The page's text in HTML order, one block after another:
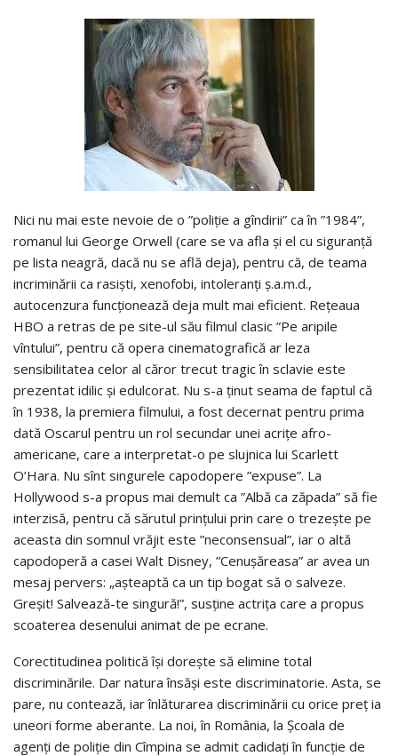
Nici nu mai este nevoie de o ”poliţie a gîndirii” ca în ”1984”,
romanul lui George Orwell (care se va afla şi el cu siguranţă
pe lista neagră, dacă nu se află deja), pentru că, de teama
incriminării ca rasişti, xenofobi, intoleranţi ş.a.m.d.,
autocenzura funcţionează deja mult mai eficient. Reţeaua
HBO a retras de pe site-ul său filmul clasic ”Pe aripile
vîntului”, pentru că opera cinematografică ar leza
sensibilitatea celor al căror trecut tragic în sclavie este
prezentat idilic şi edulcorat. Nu s-a ţinut seama de faptul că
în 1938, la premiera filmului, a fost decernat pentru prima
dată Oscarul pentru un rol secundar unei acriţe afro-
americane, care a interpretat-o pe slujnica lui Scarlett
O’Hara. Nu sînt singurele capodopere ”expuse”. La
Hollywood s-a propus mai demult ca ”Albă ca zăpada” să fie
interzisă, pentru că sărutul prinţului prin care o trezeşte pe
aceasta din somnul vrăjit este ”neconsensual”, iar o altă
capodoperă a casei Walt Disney, ”Cenuşăreasa” ar avea un
mesaj pervers: „aşteaptă ca un tip bogat să o salveze.
Greşit! Salvează-te singură!”, susţine actriţa care a propus
scoaterea desenului animat de pe ecrane.
Corectitudinea politică îşi doreşte să elimine total
discriminările. Dar natura însăşi este discriminatorie. Asta, se
pare, nu contează, iar înlăturarea discriminării cu orice preţ ia
uneori forme aberante. La noi, în România, la Şcoala de
agenţi de poliţie din Cîmpina se admit cadidaţi în funcţie de